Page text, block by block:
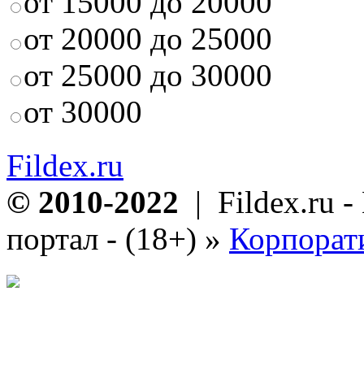
от 20000 до 25000
от 25000 до 30000
от 30000
Fildex.ru
© 2010-2022 | Fildex.ru -
портал - (18+) »